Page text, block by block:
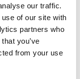
our traffic.
of our site with
partners who
you’ve
from your use
effeithiol y
ymdrin â chwynion